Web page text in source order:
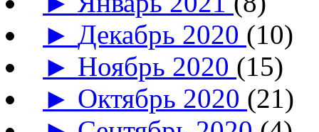
►Декабрь 2020 (10)
► Ноябрь 2020 (15)
► Октябрь 2020 (21)